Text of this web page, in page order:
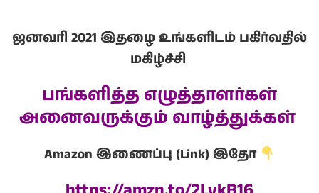
ஜனவரி 2021 இதழை உங்களிடம் பகிர்வதில்
மகிழ்ச்சி
பங்களித்த எழுத்தாளர்கள்
அனைவருக்கும் வாழ்த்துக்கள்
Amazon இணைப்பு (Link) இதோ